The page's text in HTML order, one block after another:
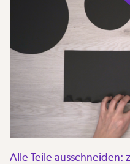
Alle Teile ausschneiden: